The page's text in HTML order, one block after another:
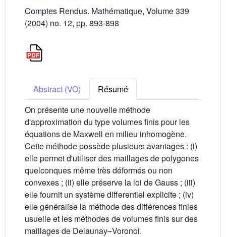
Comptes Rendus. Mathématique, Volume 339
(2004) no. 12, pp. 893-898
Abstract (VO)
Résumé
On présente une nouvelle méthode
d'approximation du type volumes finis pour les
équations de Maxwell en milieu inhomogène.
Cette méthode possède plusieurs avantages : (i)
elle permet d'utiliser des maillages de polygones
quelconques même très déformés ou non
convexes ; (ii) elle préserve la loi de Gauss ; (iii)
elle fournit un système differentiel explicite ; (iv)
elle généralise la méthode des différences finies
usuelle et les méthodes de volumes finis sur des
maillages de Delaunay–Voronoi.